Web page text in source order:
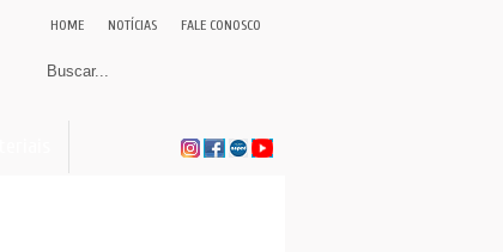
HOME NOTÍCIAS FALE CONOSCO